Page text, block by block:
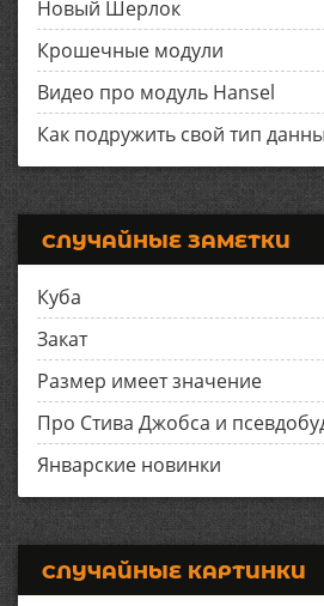
Новый Шерлок
Крошечные модули
Видео про модуль Hansel
Как подружить свой тип
СЛУЧАЙНЫЕ ЗАМЕТКИ
Куба
Закат
Размер имеет значение
Про Стива Джобса и
Январские новинки
СЛУЧАЙНЫЕ КАРТИНКИ